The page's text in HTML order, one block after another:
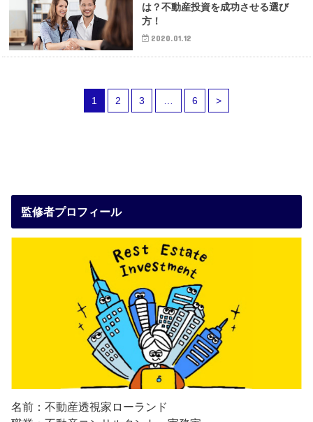
は？不動産投資を成功させる選び
方！
2020.01.12
1 2 3 … 6 >
監修者プロフィール
名前：不動産透視家ローランド